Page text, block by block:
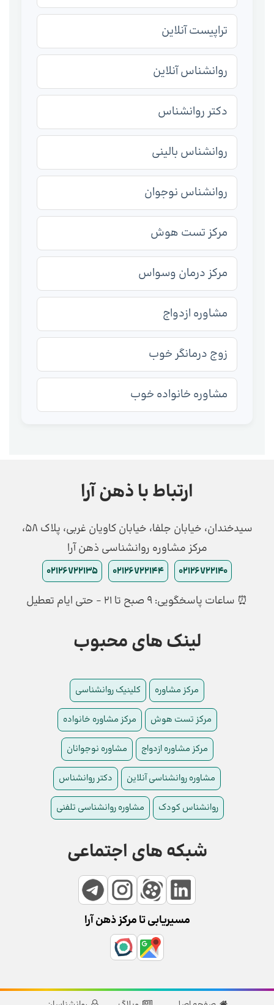
تراپیست آنلاین
روانشناس آنلاین
دکتر روانشناس
روانشناس بالینی
روانشناس نوجوان
مرکز تست هوش
مرکز درمان وسواس
مشاوره ازدواج
زوج درمانگر خوب
مشاوره خانواده خوب
ارتباط با ذهن آرا
سیدخندان، خیابان جلفا، خیابان کاویان غربی، پلاک 58،
مرکز مشاوره روانشناسی ذهن آرا
02126722140
02126722144
02126722135
⏰ ساعات پاسخگویی: ۹ صبح تا ۲۱ - حتی ایام تعطیل
لینک های محبوب
مرکز مشاوره کلینیک روانشناسی
مرکز تست هوش مرکز مشاوره خانواده
مرکز مشاوره ازدواج مشاوره نوجوانان
مشاوره روانشناسی آنلاین دکتر روانشناس
روانشناس کودک مشاوره روانشناسی تلفنی
شبکه های اجتماعی
مسیریابی تا مرکز ذهن آرا